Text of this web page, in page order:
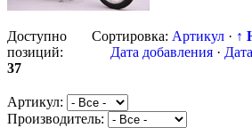
Доступно
позиций:
37
Сортировка: Артикул · ↑
Дата добавления ·
Артикул:
Производитель: